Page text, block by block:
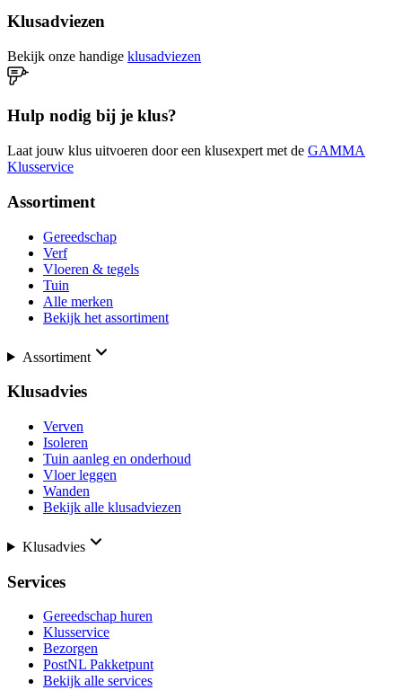
Klusadviezen
Bekijk onze handige klusadviezen
Hulp nodig bij je klus?
Laat jouw klus uitvoeren door een klusexpert met de GAMMA
Klusservice
Assortiment
Gereedschap
Verf
Vloeren & tegels
Tuin
Alle merken
Bekijk het assortiment
Assortiment
Klusadvies
Verven
Isoleren
Tuin aanleg en onderhoud
Vloer leggen
Wanden
Bekijk alle klusadviezen
Klusadvies
Services
Gereedschap huren
Klusservice
Bezorgen
PostNL Pakketpunt
Bekijk alle services